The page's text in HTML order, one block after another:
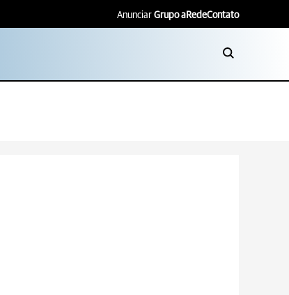
Anunciar Grupo aRedeContato